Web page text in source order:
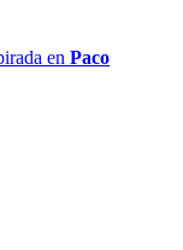
en Paco